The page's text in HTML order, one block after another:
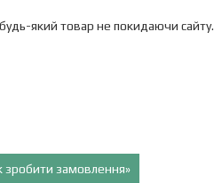
який товар не покидаючи сайту.
зробити замовлення»